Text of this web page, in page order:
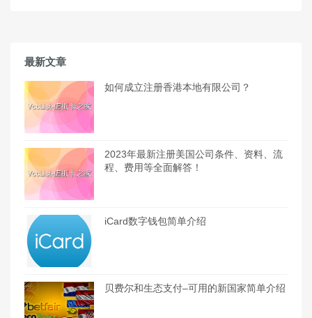
最新文章
如何成立注册香港本地有限公司？
2023年最新注册美国公司条件、资料、流
程、费用等全面解答！
iCard数字钱包简单介绍
贝费尔和生态支付–可用的新国家简单介绍